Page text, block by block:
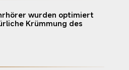
wurden optimiert
Krümmung des